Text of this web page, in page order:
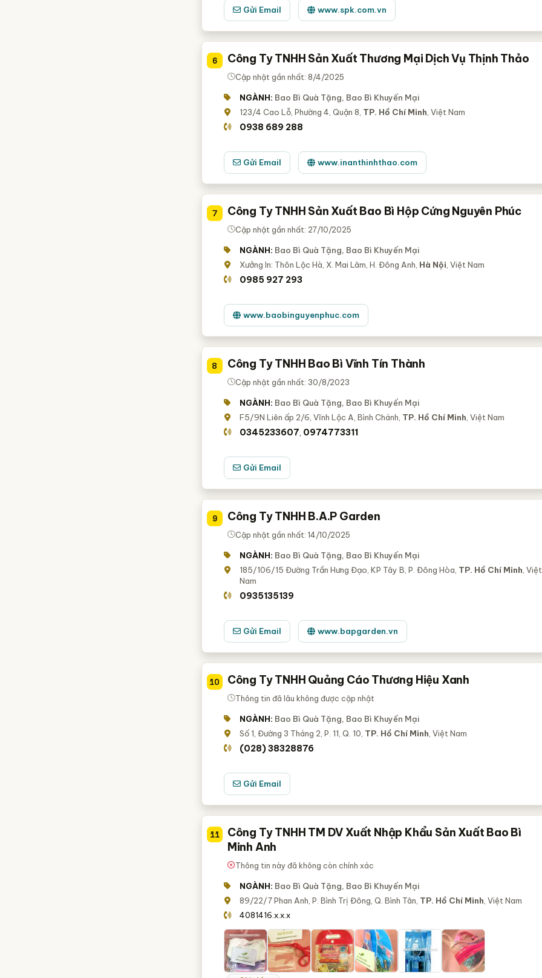
Gửi Email www.spk.com.vn
6 Công Ty TNHH Sản Xuất Thương Mại Dịch Vụ Thịnh Thảo
Cập nhật gần nhất: 8/4/2025
NGÀNH: Bao Bì Quà Tặng, Bao Bì Khuyến Mại
123/4 Cao Lỗ, Phường 4, Quận 8, TP. Hồ Chí Minh , Việt Nam
0938 689 288
Gửi Email www.inanthinhthao.com
7 Công Ty TNHH Sản Xuất Bao Bì Hộp Cứng Nguyên Phúc
Cập nhật gần nhất: 27/10/2025
NGÀNH: Bao Bì Quà Tặng, Bao Bì Khuyến Mại
Xưởng In: Thôn Lộc Hà, X. Mai Lâm, H. Đông Anh, Hà Nội , Việt Nam
0985 927 293
www.baobinguyenphuc.com
8 Công Ty TNHH Bao Bì Vĩnh Tín Thành
Cập nhật gần nhất: 30/8/2023
NGÀNH: Bao Bì Quà Tặng, Bao Bì Khuyến Mại
F5/9N Liên ấp 2/6, Vĩnh Lộc A, Bình Chánh, TP. Hồ Chí Minh , Việt Nam
0345233607 0974773311
Gửi Email
9 Công Ty TNHH B.A.P Garden
Cập nhật gần nhất: 14/10/2025
NGÀNH: Bao Bì Quà Tặng, Bao Bì Khuyến Mại
185/106/15 Đường Trần Hưng Đạo, KP Tây B, P. Đông Hòa, TP. Hồ Chí Minh , Việt
Nam
0935135139
Gửi Email www.bapgarden.vn
10 Công Ty TNHH Quảng Cáo Thương Hiệu Xanh
Thông tin đã lâu không được cập nhật
NGÀNH: Bao Bì Quà Tặng, Bao Bì Khuyến Mại
Số 1, Đường 3 Tháng 2, P. 11, Q. 10, TP. Hồ Chí Minh , Việt Nam
(028) 38328876
Gửi Email
11
Công Ty TNHH TM DV Xuất Nhập Khẩu Sản Xuất Bao Bì
Minh Anh
Thông tin này đã không còn chính xác
NGÀNH: Bao Bì Quà Tặng, Bao Bì Khuyến Mại
89/22/7 Phan Anh, P. Bình Trị Đông, Q. Bình Tân, TP. Hồ Chí Minh , Việt Nam
4081416.x.x.x